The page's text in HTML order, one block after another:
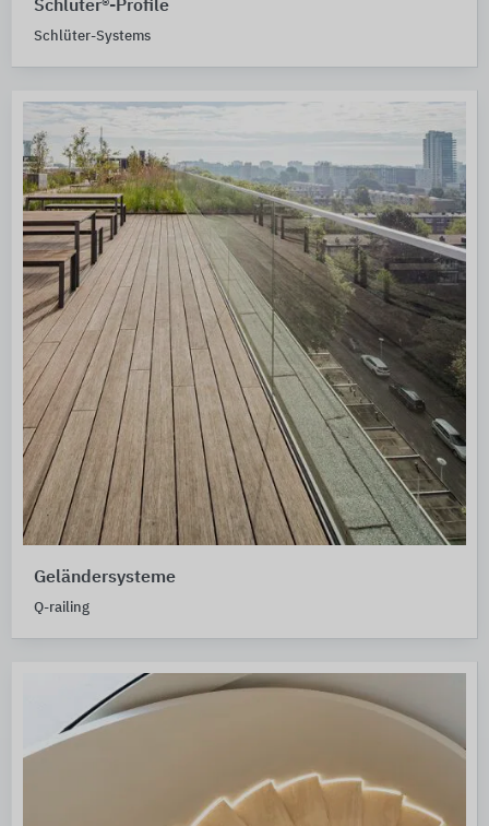
Schlüter®-Profile
Schlüter-Systems
Geländersysteme
Q-railing